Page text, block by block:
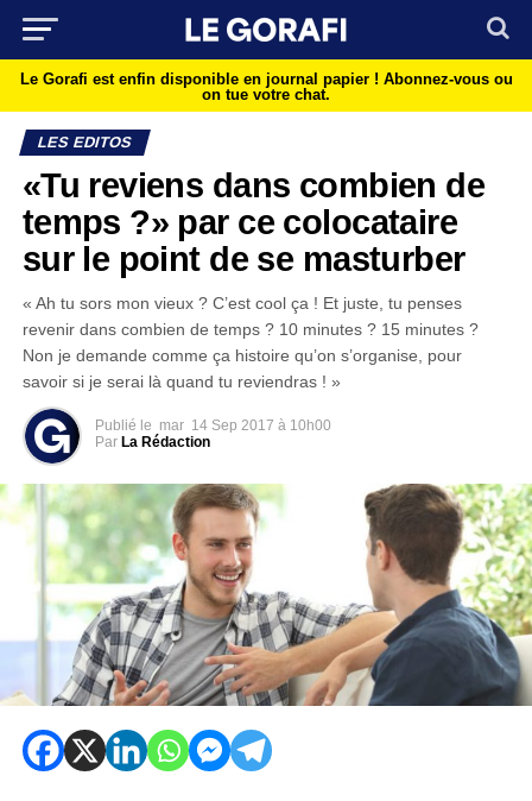
Le Gorafi est enfin disponible en journal papier ! Abonnez-vous ou
on tue votre chat.
LES EDITOS
«Tu reviens dans combien de
temps ?» par ce colocataire
sur le point de se masturber
« Ah tu sors mon vieux ? C’est cool ça ! Et juste, tu penses
revenir dans combien de temps ? 10 minutes ? 15 minutes ?
Non je demande comme ça histoire qu’on s’organise, pour
savoir si je serai là quand tu reviendras ! »
Publié le mar 14 Sep 2017 à 10h00
Par La Rédaction